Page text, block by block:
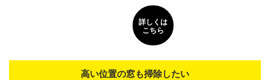
詳しくは
こちら
高い位置の窓も掃除したい